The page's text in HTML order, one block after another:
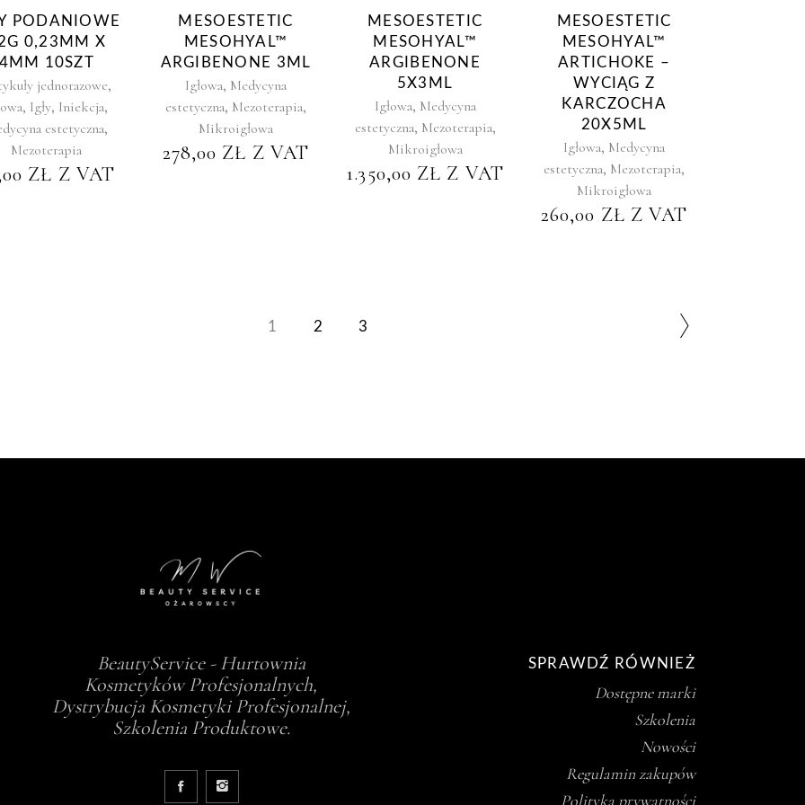
PODANIOWE
0,23MM X
4MM 10SZT
jednorazowe,
, Igły, Iniekcja,
estetyczna,
Mezoterapia
ZŁ Z VAT
MESOESTETIC
MESOHYAL™
ARGIBENONE 3ML
Igłowa, Medycyna
estetyczna, Mezoterapia,
Mikroigłowa
278,00 ZŁ Z VAT
MESOESTETIC
MESOHYAL™
ARGIBENONE
5X3ML
Igłowa, Medycyna
estetyczna, Mezoterapia,
Mikroigłowa
1.350,00 ZŁ Z VAT
MESOESTETIC
MESOHYAL™
ARTICHOKE –
WYCIĄG Z
KARCZOCHA
20X5ML
Igłowa, Medycyna
estetyczna, Mezoterapia,
Mikroigłowa
260,00 ZŁ Z VAT
1 2 3
BeautyService - Hurtownia
Kosmetyków Profesjonalnych,
Dystrybucja Kosmetyki Profesjonalnej,
Szkolenia Produktowe.
SPRAWDŹ RÓWNIEŻ
Dostępne marki
Szkolenia
Nowości
Regulamin zakupów
Polityka prywatności